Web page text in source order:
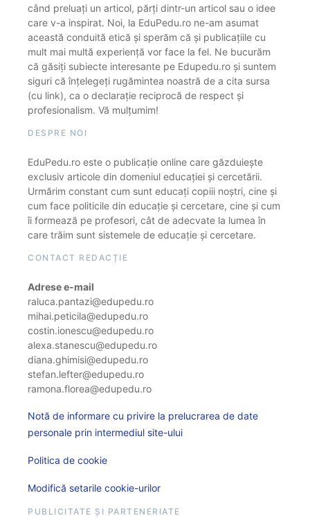
când preluați un articol, părți dintr-un articol sau o idee
care v-a inspirat. Noi, la EduPedu.ro ne-am asumat
această conduită etică și sperăm că și publicațiile cu
mult mai multă experiență vor face la fel. Ne bucurăm
că găsiți subiecte interesante pe Edupedu.ro și suntem
siguri că înțelegeți rugămintea noastră de a cita sursa
(cu link), ca o declarație reciprocă de respect și
profesionalism. Vă mulțumim!
DESPRE NOI
EduPedu.ro este o publicație online care găzduiește
exclusiv articole din domeniul educației și cercetării.
Urmărim constant cum sunt educați copiii noștri, cine și
cum face politicile din educație și cercetare, cine și cum
îi formează pe profesori, cât de adecvate la lumea în
care trăim sunt sistemele de educație și cercetare.
CONTACT REDACȚIE
Adrese e-mail
raluca.pantazi@edupedu.ro
mihai.peticila@edupedu.ro
costin.ionescu@edupedu.ro
alexa.stanescu@edupedu.ro
diana.ghimisi@edupedu.ro
stefan.lefter@edupedu.ro
ramona.florea@edupedu.ro
Notă de informare cu privire la prelucrarea de date
personale prin intermediul site-ului
Politica de cookie
Modifică setarile cookie-urilor
PUBLICITATE ȘI PARTENERIATE